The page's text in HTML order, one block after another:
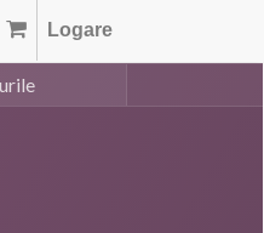
Logare